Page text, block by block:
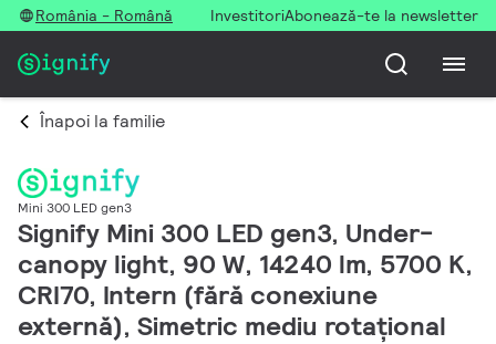
România - Română InvestitoriAbonează-te la newsletter
Înapoi la familie
Mini 300 LED gen3
Signify Mini 300 LED gen3, Under-
canopy light, 90 W, 14240 lm, 5700 K,
CRI70, Intern (fără conexiune
externă), Simetric mediu rotațional